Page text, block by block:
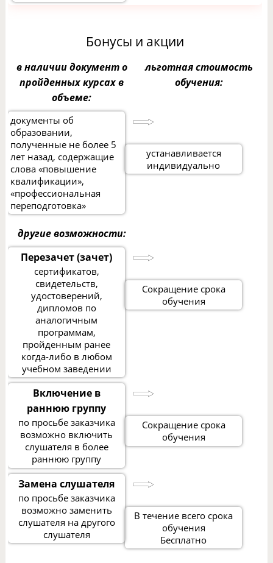
Бонусы и акции
в наличии документ о
пройденных курсах в
объеме:
льготная стоимость
обучения:
документы об
образовании,
полученные не более 5
лет назад, содержащие
слова «повышение
квалификации»,
«профессиональная
переподготовка»
устанавливается
индивидуально
другие возможности:
Перезачет (зачет)
сертификатов,
свидетельств,
удостоверений,
дипломов по
аналогичным
программам,
пройденным ранее
когда-либо в любом
учебном заведении
Сокращение срока
обучения
Включение в
раннюю группу
по просьбе заказчика
возможно включить
слушателя в более
раннюю группу
Сокращение срока
обучения
Замена слушателя
по просьбе заказчика
возможно заменить
слушателя на другого
слушателя
В течение всего срока
обучения
Бесплатно